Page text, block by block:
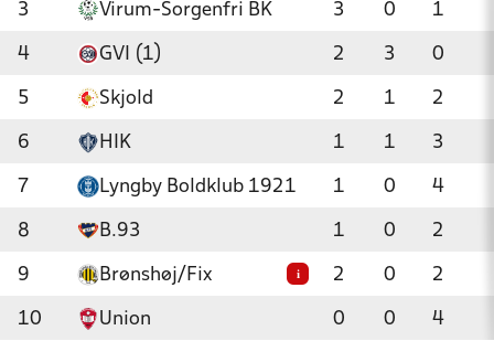
3 Virum-Sorgenfri BK 3 0 1
4 GVI (1) 2 3 0
5 Skjold 2 1 2
6 HIK 1 1 3
7 Lyngby Boldklub 1921 1 0 4
8 B.93 1 0 2
9 Brønshøj/Fix i 2 0 2
10 Union 0 0 4